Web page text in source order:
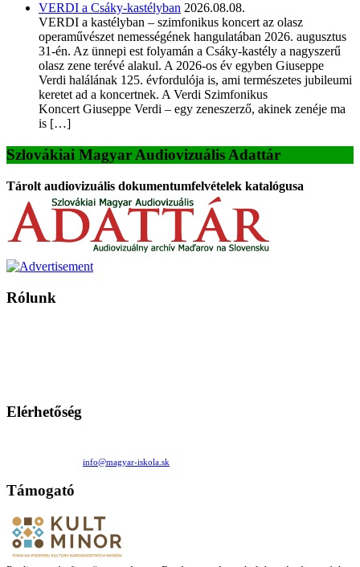
VERDI a Csáky-kastélyban 2026.08.08.
VERDI a kastélyban – szimfonikus koncert az olasz
operaművészet nemességének hangulatában 2026. augusztus
31-én. Az ünnepi est folyamán a Csáky-kastély a nagyszerű
olasz zene terévé alakul. A 2026-os év egyben Giuseppe
Verdi halálának 125. évfordulója is, ami természetes jubileumi
keretet ad a koncertnek. A Verdi Szimfonikus
Koncert Giuseppe Verdi – egy zeneszerző, akinek zenéje ma
is […]
Szlovákiai Magyar Audiovizuális Adattár
Tárolt audiovizuális dokumentumfelvételek katalógusa
Rólunk
Elérhetőség
info@magyar-iskola.sk
Támogató